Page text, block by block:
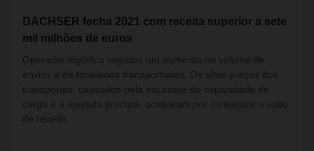
DACHSER fecha 2021 com receita superior a sete
mil milhões de euros
Operador logístico registou um aumento no volume de
envios e de toneladas transportadas. Os altos preços dos
transportes, causados pela escassez de capacidade de
carga e a elevada procura, acabaram por consolidar o salto
de receita.